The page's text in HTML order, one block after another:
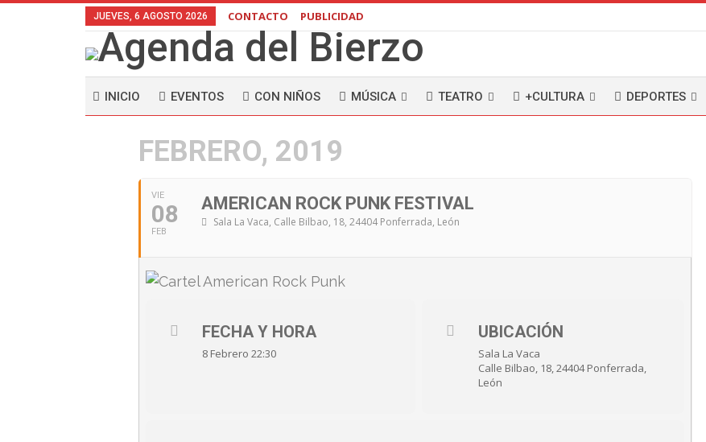
JUEVES, 6 AGOSTO 2026 CONTACTO PUBLICIDAD
INICIO EVENTOS CON NIÑOS MÚSICA TEATRO +CULTURA DEPORTES
FEBRERO, 2019
VIE
08
FEB
AMERICAN ROCK PUNK FESTIVAL
Sala La Vaca, Calle Bilbao, 18, 24404 Ponferrada, León
FECHA Y HORA
8 Febrero 22:30
UBICACIÓN
Sala La Vaca
Calle Bilbao, 18, 24404 Ponferrada,
León